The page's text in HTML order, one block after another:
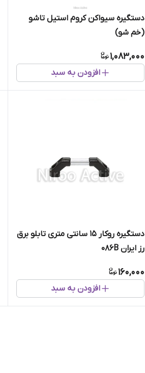
دستگیره سیواکن کروم استیل تاشو
(خم شو)
1,083,000
افزودن به سبد
دستگیره روکار ۱۵ سانتی متری تابلو برق
رز ایران ۰۸۶B
160,000
افزودن به سبد